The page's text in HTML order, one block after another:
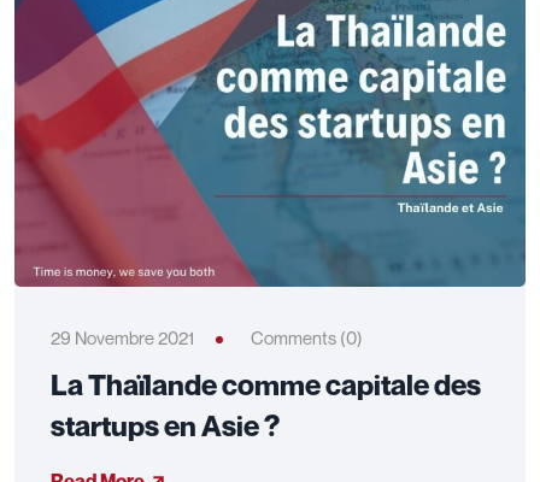
29 Novembre 2021 Comments (0)
La Thaïlande comme capitale des
startups en Asie ?